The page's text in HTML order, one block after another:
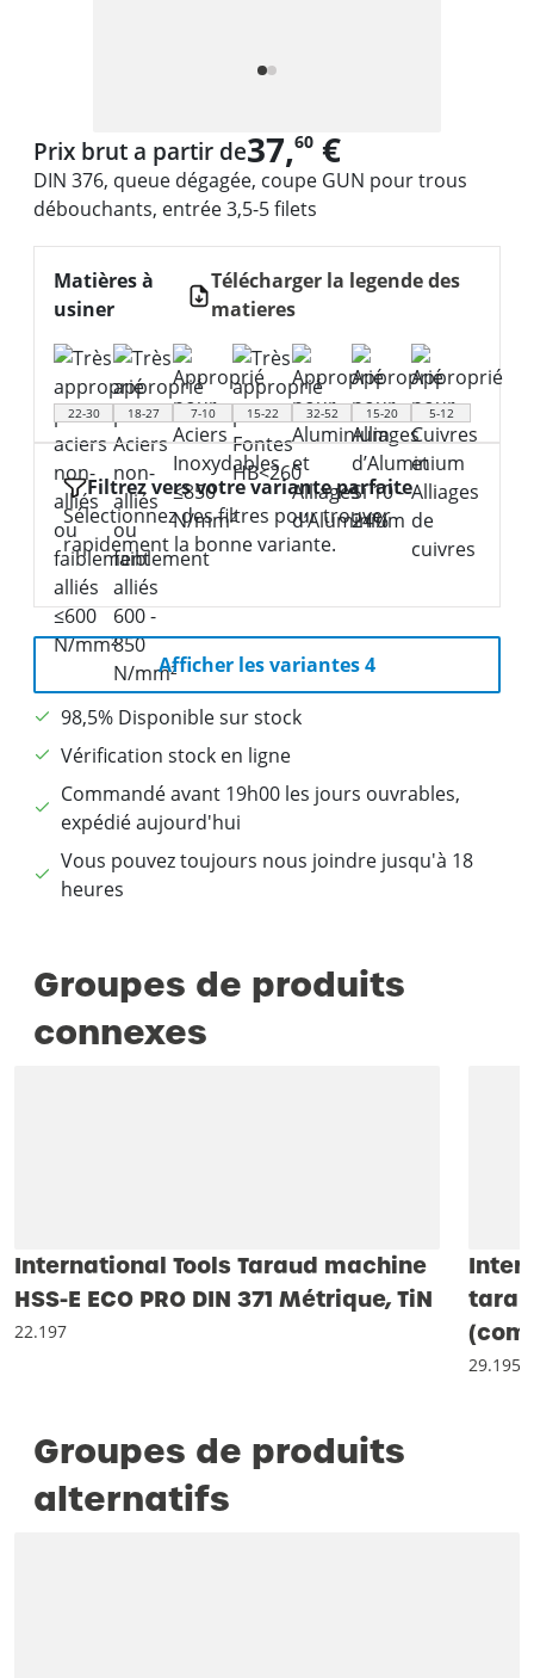
Prix brut a partir de37,60 €
DIN 376, queue dégagée, coupe GUN pour trous
débouchants, entrée 3,5-5 filets
Matières à
usiner
Télécharger la legende des
matieres
22-30 18-27 7-10 15-22 32-52 15-20 5-12
Filtrez vers votre variante parfaite
Sélectionnez des filtres pour trouver
rapidement la bonne variante.
Afficher les variantes 4
98,5% Disponible sur stock
Vérification stock en ligne
Commandé avant 19h00 les jours ouvrables,
expédié aujourd'hui
Vous pouvez toujours nous joindre jusqu'à 18
heures
Groupes de produits
connexes
International Tools Taraud machine
HSS-E ECO PRO DIN 371 Métrique, TiN
22.197
29.195
Groupes de produits
alternatifs